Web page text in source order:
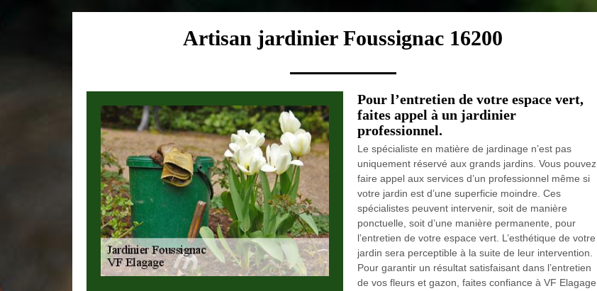
Artisan jardinier Foussignac 16200
Pour l’entretien de votre espace vert,
faites appel à un jardinier
professionnel.
Le spécialiste en matière de jardinage n’est pas
uniquement réservé aux grands jardins. Vous pouvez
faire appel aux services d’un professionnel même si
votre jardin est d’une superficie moindre. Ces
spécialistes peuvent intervenir, soit de manière
ponctuelle, soit d’une manière permanente, pour
l’entretien de votre espace vert. L’esthétique de votre
jardin sera perceptible à la suite de leur intervention.
Pour garantir un résultat satisfaisant dans l’entretien
de vos fleurs et gazon, faites confiance à VF Elagage